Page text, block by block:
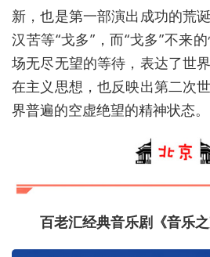
新，也是第一部演出成功的荒
汉苦等“戈多”，而“戈多”不来
场无尽无望的等待，表达了世
在主义思想，也反映出第二次
界普遍的空虚绝望的精神状态。
百老汇经典音乐剧《音乐